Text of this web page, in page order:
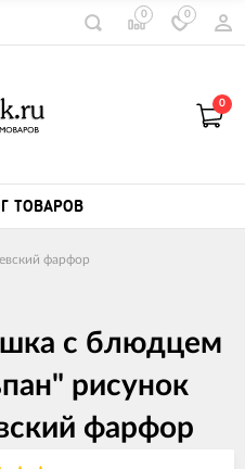
0 0
0
ТОВАРОВ
фарфор
с блюдцем
рисунок
фарфор